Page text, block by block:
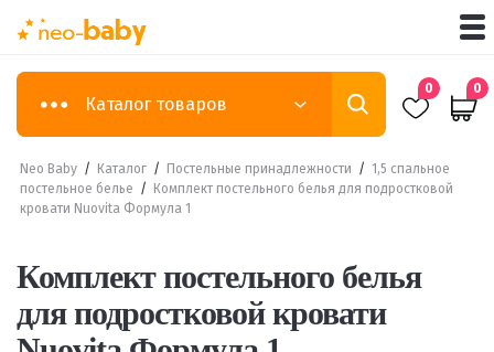
Каталог товаров
0 0
Neo Baby / Каталог / Постельные принадлежности / 1,5 спальное
постельное белье /
Комплект постельного белья для подростковой
кровати Nuovita Формула 1
Комплект постельного белья
для подростковой кровати